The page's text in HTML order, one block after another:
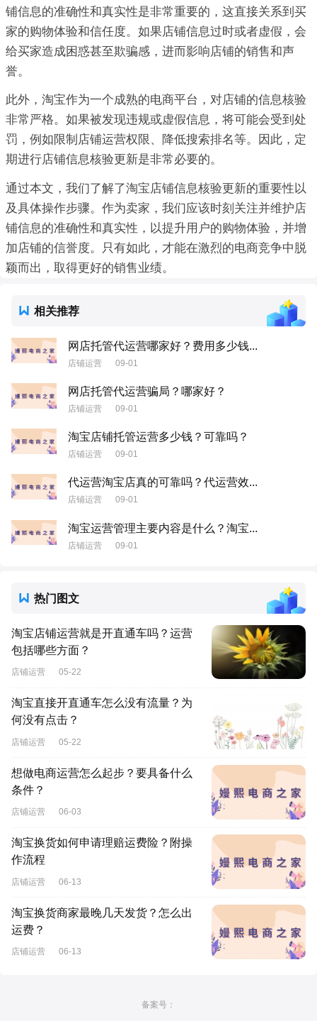
铺信息的准确性和真实性是非常重要的，这直接关系到买
家的购物体验和信任度。如果店铺信息过时或者虚假，会
给买家造成困惑甚至欺骗感，进而影响店铺的销售和声
誉。
此外，淘宝作为一个成熟的电商平台，对店铺的信息核验
非常严格。如果被发现违规或虚假信息，将可能会受到处
罚，例如限制店铺运营权限、降低搜索排名等。因此，定
期进行店铺信息核验更新是非常必要的。
通过本文，我们了解了淘宝店铺信息核验更新的重要性以
及具体操作步骤。作为卖家，我们应该时刻关注并维护店
铺信息的准确性和真实性，以提升用户的购物体验，并增
加店铺的信誉度。只有如此，才能在激烈的电商竞争中脱
颖而出，取得更好的销售业绩。
相关推荐
网店托管代运营哪家好？费用多少钱...
店铺运营 09-01
网店托管代运营骗局？哪家好？
店铺运营 09-01
淘宝店铺托管运营多少钱？可靠吗？
店铺运营 09-01
代运营淘宝店真的可靠吗？代运营效...
店铺运营 09-01
淘宝运营管理主要内容是什么？淘宝...
店铺运营 09-01
热门图文
淘宝店铺运营就是开直通车吗？运营
包括哪些方面？
店铺运营 05-22
淘宝直接开直通车怎么没有流量？为
何没有点击？
店铺运营 05-22
想做电商运营怎么起步？要具备什么
条件？
店铺运营 06-03
淘宝换货如何申请理赔运费险？附操
作流程
店铺运营 06-13
淘宝换货商家最晚几天发货？怎么出
运费？
店铺运营 06-13
备案号：